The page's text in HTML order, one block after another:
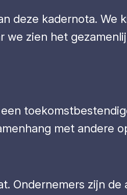
deze kadernota.
we zien het
met andere
Ondernemers zijn